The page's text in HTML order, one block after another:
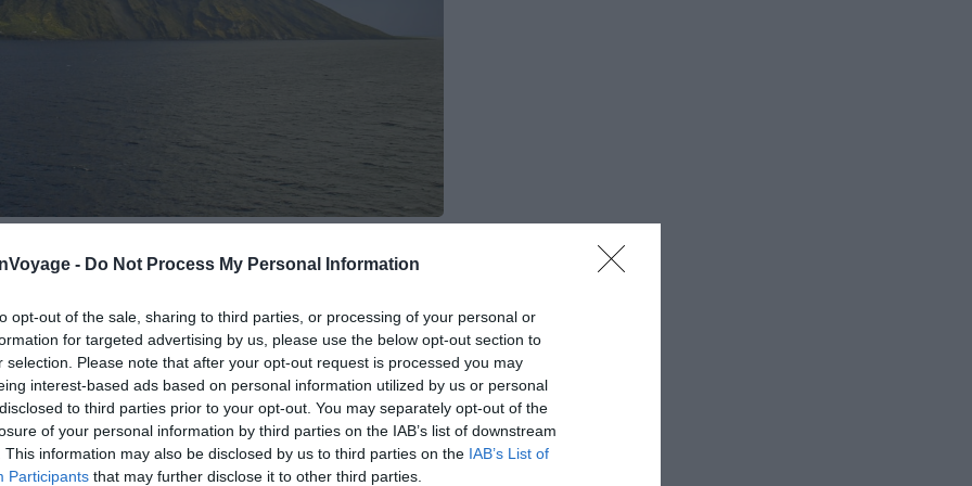
- Do Not Process My Personal Information
opt-out of the sale, sharing to third parties, or processing of your personal or
for targeted advertising by us, please use the below opt-out section to
selection. Please note that after your opt-out request is processed you may
interest-based ads based on personal information utilized by us or personal
to third parties prior to your opt-out. You may separately opt-out of the
of your personal information by third parties on the IAB’s list of downstream
This information may also be disclosed by us to third parties on the IAB’s List of
Participants that may further disclose it to other third parties.
Stromboli est notamment connue pour son aptitude
en activité, l’île italienne auréolée de feu
faire face à la majestueuse Mère Nature. Afin de
sachez que l’on aperçoit seulement 926
pas à la moitié du Stromboli (il prend